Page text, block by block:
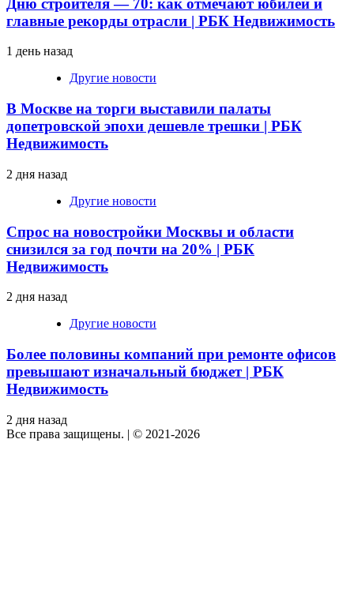
главные рекорды отрасли | РБК Недвижимость
1 день назад
Другие новости
В Москве на торги выставили палаты
допетровской эпохи дешевле трешки | РБК
Недвижимость
2 дня назад
Другие новости
Спрос на новостройки Москвы и области
снизился за год почти на 20% | РБК
Недвижимость
2 дня назад
Другие новости
Более половины компаний при ремонте офисов
превышают изначальный бюджет | РБК
Недвижимость
2 дня назад
Все права защищены. | © 2021-2026